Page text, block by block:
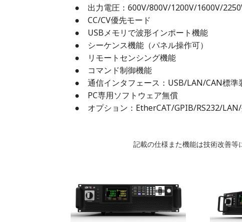
● 出力電圧：600V/800V/1200V/1600V/
● CC/CV優先モード
● USBメモリで波形インポート機能
● シーケンス機能（パネル操作可）
● リモートセンシング機能
● コマンド制御機能
● 通信インタフェース：USB/LAN/CAN標準
● PC専用ソフトウェア無償
● オプション：EtherCAT/GPIB/RS232/
記載の仕様また機能は技術改善等